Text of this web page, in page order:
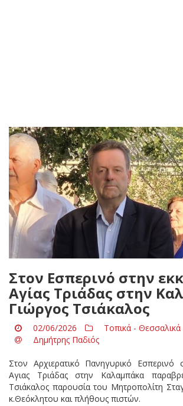
Στον Εσπερινό στην
Αγίας Τριάδας στην
Γιώργος Τσιάκαλος
02/06/2026
Τοπικά - Θεσσαλικά
Δημήτρης Παδιός
Στον Αρχιερατικό Πανηγυρικό Εσπερινό
Αγιας Τριάδας στην Καλαμπάκα
Τσιάκαλος παρουσία του Μητροπολίτη
κ.Θεόκλητου και πλήθους πιστών.